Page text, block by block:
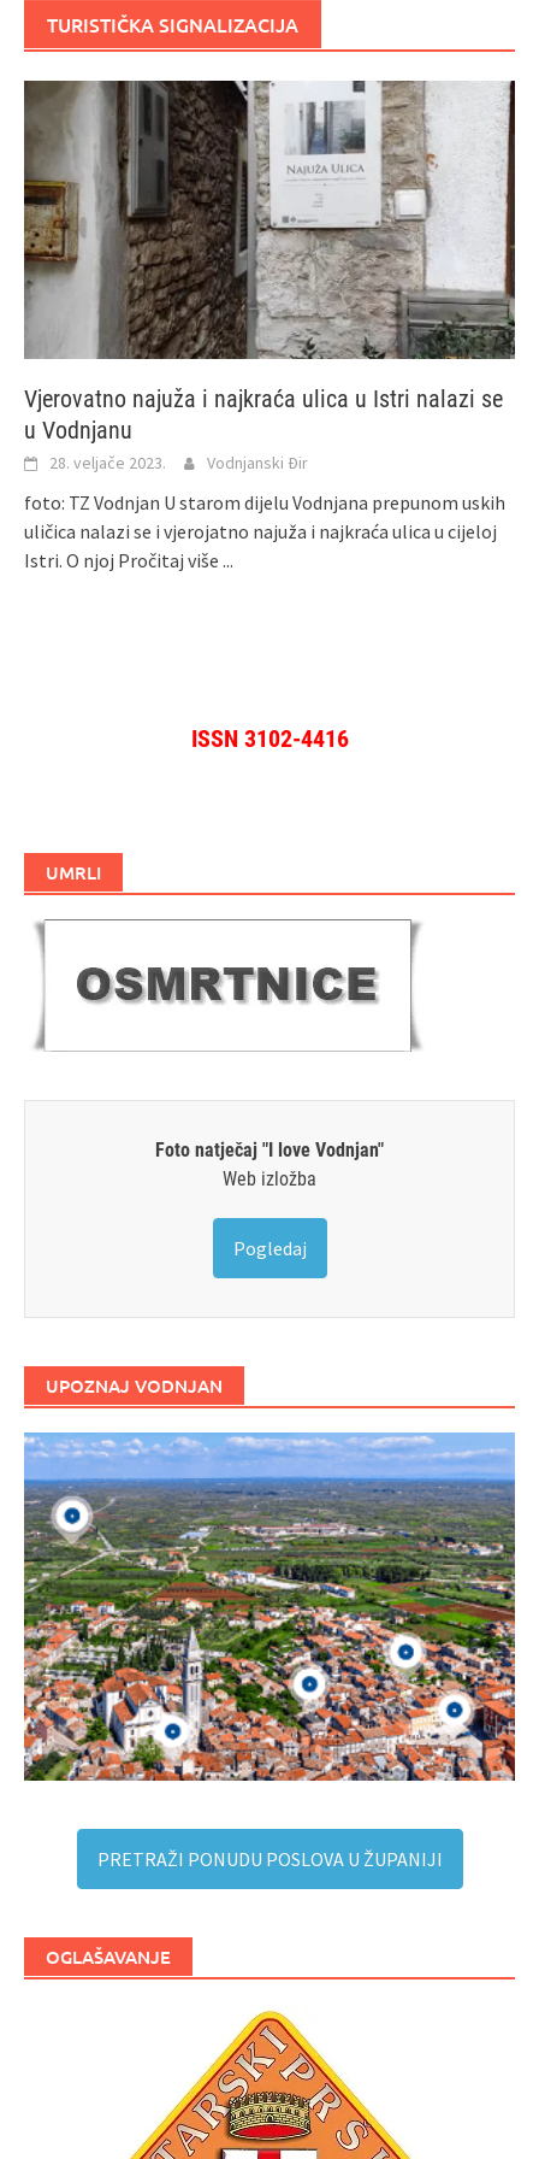
TURISTIČKA SIGNALIZACIJA
Vjerovatno najuža i najkraća ulica u Istri nalazi se
u Vodnjanu
28. veljače 2023. Vodnjanski Đir
foto: TZ Vodnjan U starom dijelu Vodnjana prepunom uskih
uličica nalazi se i vjerojatno najuža i najkraća ulica u cijeloj
Istri. O njoj Pročitaj više ...
ISSN 3102-4416
UMRLI
Foto natječaj "I love Vodnjan"
Web izložba
Pogledaj
UPOZNAJ VODNJAN
PRETRAŽI PONUDU POSLOVA U ŽUPANIJI
OGLAŠAVANJE